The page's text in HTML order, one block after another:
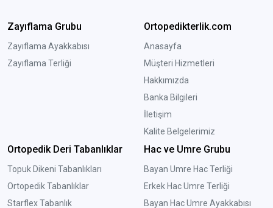
Zayıflama Grubu
Zayıflama Ayakkabısı
Zayıflama Terliği
Ortopedikterlik.com
Anasayfa
Müşteri Hizmetleri
Hakkımızda
Banka Bilgileri
İletişim
Kalite Belgelerimiz
Ortopedik Deri Tabanlıklar
Topuk Dikeni Tabanlıkları
Ortopedik Tabanlıklar
Starflex Tabanlık
Hac ve Umre Grubu
Bayan Umre Hac Terliği
Erkek Hac Umre Terliği
Bayan Hac Umre Ayakkabısı